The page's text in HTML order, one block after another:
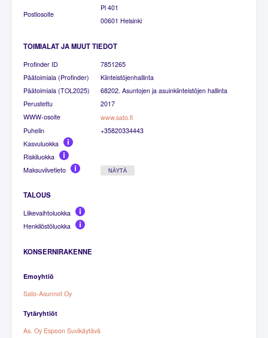
Postiosoite
Pl 401
00601 Helsinki
TOIMIALAT JA MUUT TIEDOT
Profinder ID
7851265
Päätoimiala (Profinder)
Kiinteistöjenhallinta
Päätoimiala (TOL2025)
68202. Asuntojen ja asuinkiinteistöjen hallinta
Perustettu
2017
WWW-osoite
www.sato.fi
Puhelin
+35820334443
Kasvuluokka
Riskiluokka
Maksuviivetieto
NÄYTÄ
TALOUS
Liikevaihtoluokka
Henkilöstöluokka
KONSERNIRAKENNE
Emoyhtiö
Sato-Asunnot Oy
Tytäryhtiöt
As. Oy Espoon Suvikäytävä